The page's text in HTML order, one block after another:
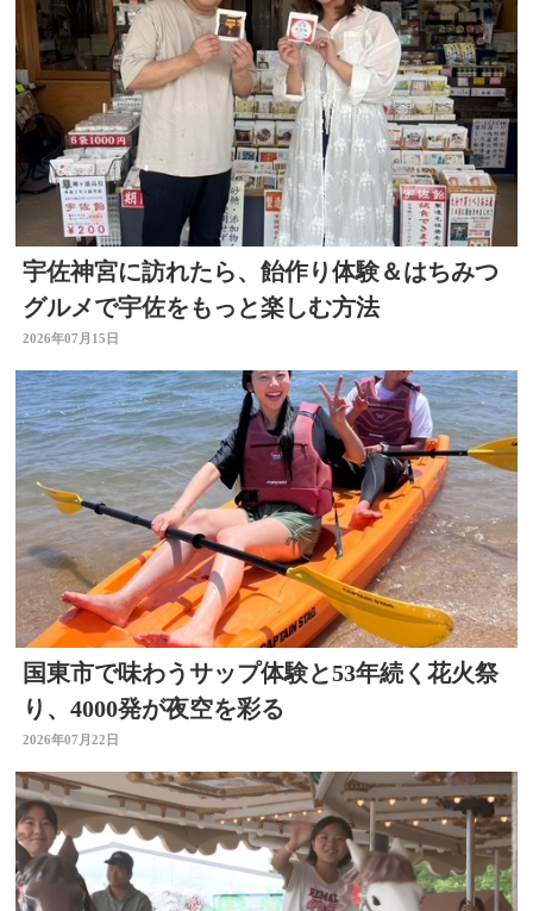
宇佐神宮に訪れたら、飴作り体験＆はちみつ
グルメで宇佐をもっと楽しむ方法
2026年07月15日
国東市で味わうサップ体験と53年続く花火祭
り、4000発が夜空を彩る
2026年07月22日